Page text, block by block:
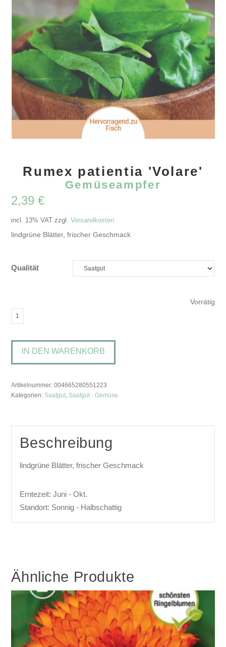
Rumex patientia 'Volare'
Gemüseampfer
2,39€
incl. 13% VAT zzgl.Versandkosten
lindgrüne Blätter, frischer Geschmack
Qualität
Vorrätig
Rumex
'Volare'Gemüseampfer
MengeIN DEN WARENKORB
Artikelnummer:004665280551223
Kategorien: Saatgut Saatgut - Gemüse
Beschreibung
lindgrüne Blätter, frischer Geschmack
Erntezeit: Juni - Okt.
Standort: Sonnig - Halbschattig
Ähnliche Produkte